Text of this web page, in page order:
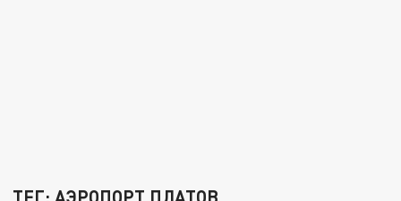
ТЕГ: АЭРОПОРТ ПЛАТОВ